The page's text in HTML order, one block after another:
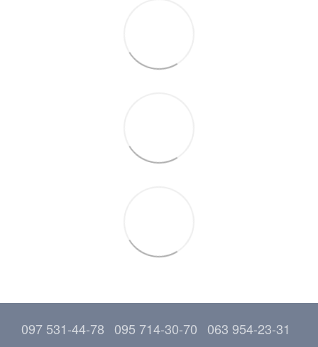
097 531-44-78 095 714-30-70 063 954-23-31